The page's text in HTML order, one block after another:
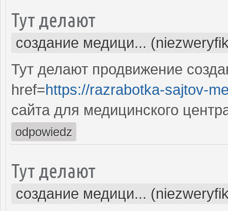
Тут делают
создание медици...
Тут делают продвижение
href=https://razrabotka-sajtov-
сайта для медицинского
odpowiedz
Тут делают
создание медици...